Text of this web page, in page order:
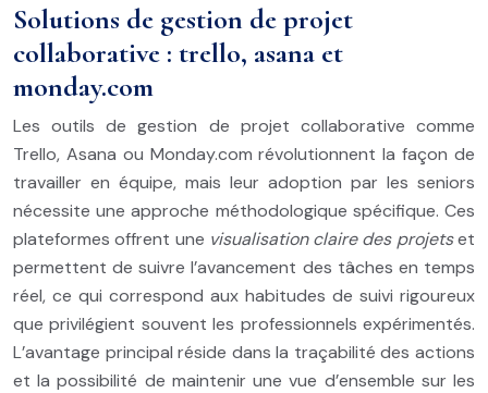
Solutions de gestion de projet
collaborative : trello, asana et
monday.com
Les outils de gestion de projet collaborative comme
Trello, Asana ou Monday.com révolutionnent la façon de
travailler en équipe, mais leur adoption par les seniors
nécessite une approche méthodologique spécifique. Ces
plateformes offrent une visualisation claire des projetset
permettent de suivre l’avancement des tâches en temps
réel, ce qui correspond aux habitudes de suivi rigoureux
que privilégient souvent les professionnels expérimentés.
L’avantage principal réside dans la traçabilité des actions
et la possibilité de maintenir une vue d’ensemble sur les